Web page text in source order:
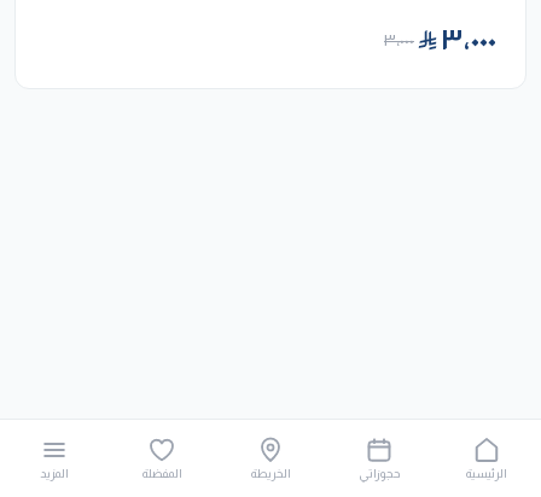
٣٬٠٠٠ ٣٬٠٠٠
الرئيسية حجوزاتي الخريطة المفضلة المزيد